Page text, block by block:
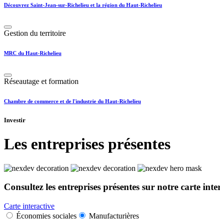
Découvrez Saint-Jean-sur-Richelieu et la région du Haut-Richelieu
Gestion du territoire
MRC du Haut-Richelieu
Réseautage et formation
Chambre de commerce et de l'industrie du Haut-Richelieu
Investir
Les entreprises présentes
Consultez les entreprises présentes sur notre carte
Carte interactive
Économies sociales
Manufacturières